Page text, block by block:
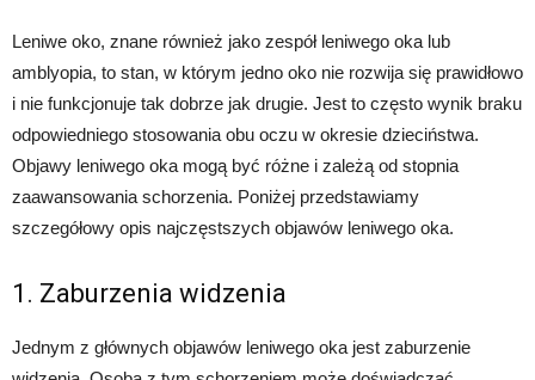
Leniwe oko, znane również jako zespół leniwego oka lub
amblyopia, to stan, w którym jedno oko nie rozwija się prawidłowo
i nie funkcjonuje tak dobrze jak drugie. Jest to często wynik braku
odpowiedniego stosowania obu oczu w okresie dzieciństwa.
Objawy leniwego oka mogą być różne i zależą od stopnia
zaawansowania schorzenia. Poniżej przedstawiamy
szczegółowy opis najczęstszych objawów leniwego oka.
1. Zaburzenia widzenia
Jednym z głównych objawów leniwego oka jest zaburzenie